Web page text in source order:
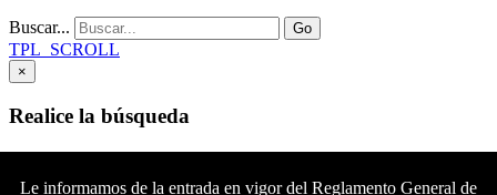
Buscar... Go
TPL_SCROLL
×
Realice la búsqueda
Buscar
Le informamos de la entrada en vigor del Reglamento General de